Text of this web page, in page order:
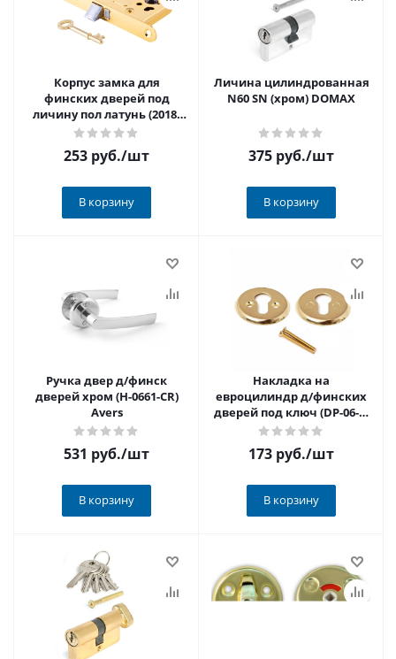
Корпус замка для
финских дверей под
личину пол латунь (2018,
8SL 72-45 EN PG) Global
253 руб./шт
В корзину
Личина цилиндрованная
N60 SN (хром) DOMAX
375 руб./шт
В корзину
Ручка двер д/финск
дверей хром (H-0661-CR)
Avers
531 руб./шт
В корзину
Накладка на
евроцилиндр д/финских
дверей под ключ (DP-06-C-
G) Avers золото
173 руб./шт
В корзину